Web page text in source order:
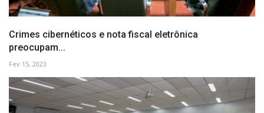
Crimes cibernéticos e nota fiscal eletrônica
preocupam...
Fev 15, 2023